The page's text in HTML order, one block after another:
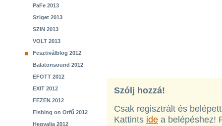
PaFe 2013
Sziget 2013
SZIN 2013
VOLT 2013
Fesztiválblog 2012
Balatonsound 2012
EFOTT 2012
EXIT 2012
FEZEN 2012
Fishing on Orfű 2012
Hegyalja 2012
Szólj hozzá!
Csak regisztrált és
Kattints ide a belépéshez!